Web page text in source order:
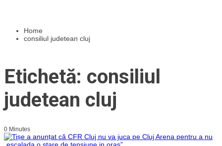
Home
consiliul judetean cluj
Etichetă: consiliul
judetean cluj
0 Minutes